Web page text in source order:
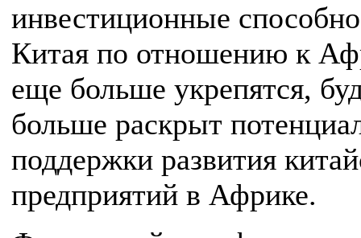
инвестиционные
Китая по отношению к
еще больше укрепятся,
больше раскрыт
поддержки развития
предприятий в Африке.